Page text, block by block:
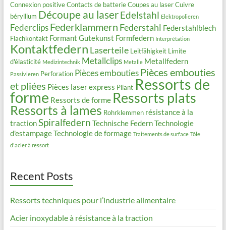
Connexion positive Contacts de batterie Coupes au laser Cuivre
béryllium Découpe au laserEdelstahl Elektropolieren
Federclips Federklammern Federstahl Federstahlblech
Flachkontakt Formant Gutekunst Formfedern Interprétation
Kontaktfedern Laserteile Leitfähigkeit Limite
d'élasticité Medizintechnik Metallclips Metalle Metallfedern
Passivieren Perforation Pièces embouties Pièces embouties
et pliées Pièces laser express Pliant Ressorts de
forme Ressorts de forme Ressorts plats
Ressorts à lames Rohrklemmen résistance à la
tractionSpiralfedern Technische FedernTechnologie
d'estampageTechnologie de formage Traitements de surface Tôle
d'acier à ressort
Recent Posts
Ressorts techniques pour l’industrie alimentaire
Acier inoxydable à résistance à la traction